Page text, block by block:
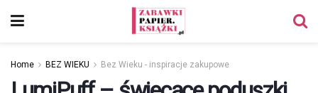
Home BEZ WIEKU Bez Wieku - inspiracje zakupowe